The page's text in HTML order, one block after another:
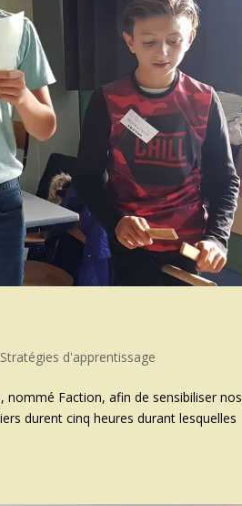
Stratégies d'apprentissage
nommé Faction, afin de sensibiliser nos
durent cinq heures durant lesquelles